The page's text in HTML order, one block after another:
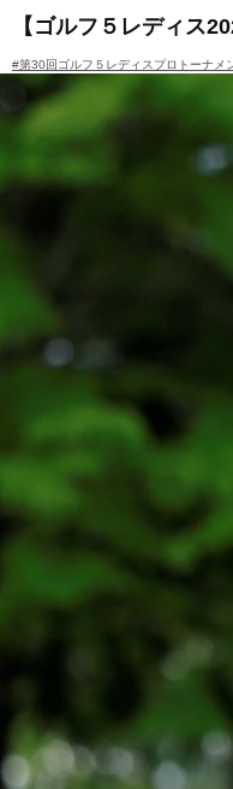
【ゴルフ５レディス
#第30回ゴルフ５レディスプロトーナメ